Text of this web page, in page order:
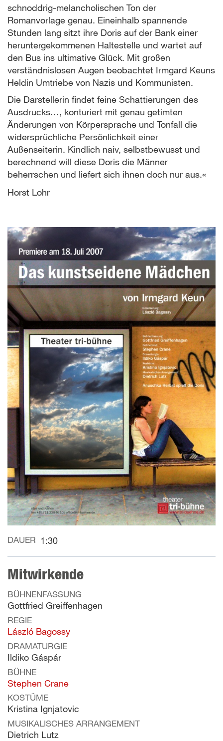
schnoddrig-melancholischen Ton der
Romanvorlage genau. Eineinhalb spannende
Stunden lang sitzt ihre Doris auf der Bank einer
heruntergekommenen Haltestelle und wartet auf
den Bus ins ultimative Glück. Mit großen
verständnislosen Augen beobachtet Irmgard Keuns
Heldin Umtriebe von Nazis und Kommunisten.
Die Darstellerin findet feine Schattierungen des
Ausdrucks…, konturiert mit genau getimten
Änderungen von Körpersprache und Tonfall die
widersprüchliche Persönlichkeit einer
Außenseiterin. Kindlich naiv, selbstbewusst und
berechnend will diese Doris die Männer
beherrschen und liefert sich ihnen doch nur aus.«
Horst Lohr
DAUER 1:30
Mitwirkende
BÜHNENFASSUNG
Gottfried Greiffenhagen
REGIE
László Bagossy
DRAMATURGIE
Ildiko Gáspár
BÜHNE
Stephen Crane
KOSTÜME
Kristina Ignjatovic
MUSIKALISCHES ARRANGEMENT
Dietrich Lutz